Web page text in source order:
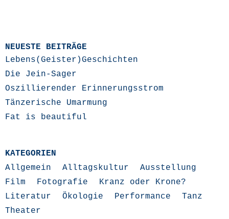
NEUESTE BEITRÄGE
Lebens(Geister)Geschichten
Die Jein-Sager
Oszillierender Erinnerungsstrom
Tänzerische Umarmung
Fat is beautiful
KATEGORIEN
Allgemein
Alltagskultur
Ausstellung
Film
Fotografie
Kranz oder Krone?
Literatur
Ökologie Performance
Tanz
Theater